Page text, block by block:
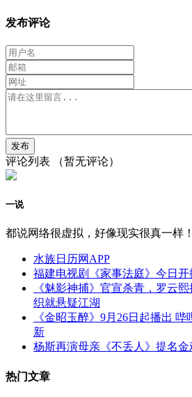
发布评论
评论列表 （暂无评论）
一说
都说网络很虚拟，好像现实很真一样！
水族日历网APP
福建电视剧《家事法庭》今日开
《魅影神捕》官宣杀青，罗云
织就悬疑江湖
《金昭玉醉》9月26日起播出
新
杨斯再演母亲《不丢人》提名金
热门文章